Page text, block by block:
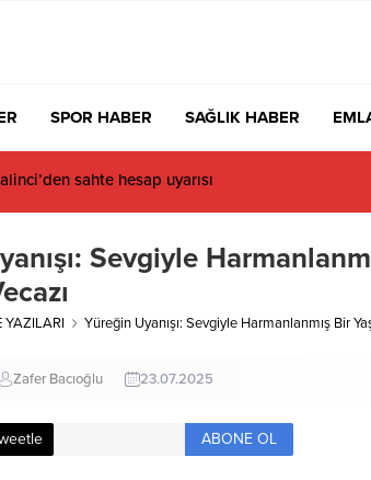
SPOR HABER SAĞLIK HABER
sahte hesap uyarısı
Sevgiyle
YAZILARI Yüreğin Uyanışı: Sevgiyle Harmanlanmış Bir
Zafer Bacıoğlu 23.07.2025
ABONE OL